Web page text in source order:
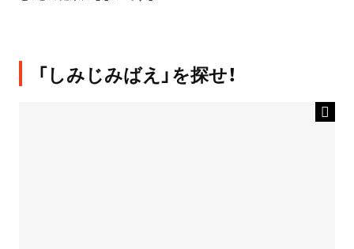
「しみじみばえ」を探せ！